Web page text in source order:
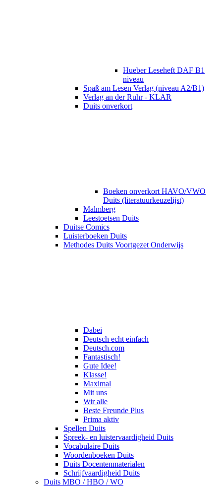
Hueber Leseheft DAF B1
niveau
Spaß am Lesen Verlag (niveau A2/B1)
Verlag an der Ruhr - KLAR
Duits onverkort
Boeken onverkort HAVO/VWO
Duits (literatuurkeuzelijst)
Malmberg
Leestoetsen Duits
Duitse Comics
Luisterboeken Duits
Methodes Duits Voortgezet Onderwijs
Dabei
Deutsch echt einfach
Deutsch.com
Fantastisch!
Gute Idee!
Klasse!
Maximal
Mit uns
Wir alle
Beste Freunde Plus
Prima aktiv
Spellen Duits
Spreek- en luistervaardigheid Duits
Vocabulaire Duits
Woordenboeken Duits
Duits Docentenmaterialen
Schrijfvaardigheid Duits
Duits MBO / HBO / WO